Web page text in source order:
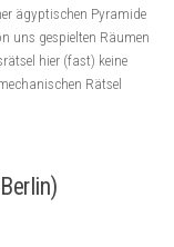
ägyptischen Pyramide
uns gespielten Räumen
hier (fast) keine
Rätsel